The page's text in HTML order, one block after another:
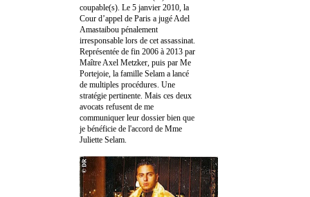
coupable(s). Le 5 janvier 2010, la
Cour d’appel de Paris a jugé Adel
Amastaibou pénalement
irresponsable lors de cet assassinat.
Représentée de fin 2006 à 2013 par
Maître Axel Metzker, puis par Me
Portejoie, la famille Selam a lancé
de multiples procédures. Une
stratégie pertinente. Mais ces deux
avocats refusent de me
communiquer leur dossier bien que
je bénéficie de l'accord de Mme
Juliette Selam.